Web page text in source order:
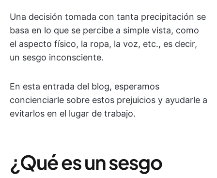
Una decisión tomada con tanta precipitación se
basa en lo que se percibe a simple vista, como
el aspecto físico, la ropa, la voz, etc., es decir,
un sesgo inconsciente.
En esta entrada del blog, esperamos
concienciarle sobre estos prejuicios y ayudarle a
evitarlos en el lugar de trabajo.
¿Qué es un sesgo